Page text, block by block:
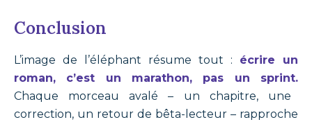
Conclusion
L’image de l’éléphant résume tout : écrire un
roman, c’est un marathon, pas un sprint.
Chaque morceau avalé – un chapitre, une
correction, un retour de bêta-lecteur – rapproche